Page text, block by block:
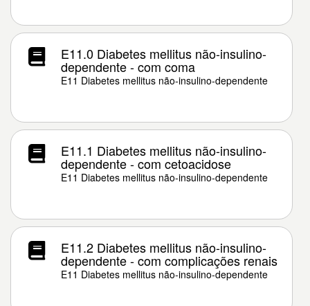
E11.0 Diabetes mellitus não-insulino-
dependente - com coma
E11 Diabetes mellitus não-insulino-dependente
E11.1 Diabetes mellitus não-insulino-
dependente - com cetoacidose
E11 Diabetes mellitus não-insulino-dependente
E11.2 Diabetes mellitus não-insulino-
dependente - com complicações renais
E11 Diabetes mellitus não-insulino-dependente